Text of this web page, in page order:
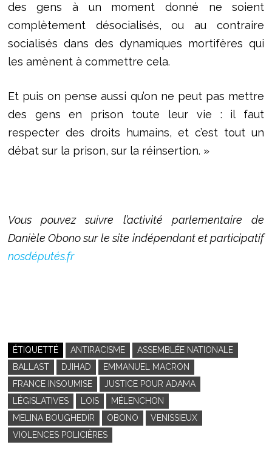
des gens à un moment donné ne soient
complètement désocialisés, ou au contraire
socialisés dans des dynamiques mortifères qui
les amènent à commettre cela.
Et puis on pense aussi qu’on ne peut pas mettre
des gens en prison toute leur vie : il faut
respecter des droits humains, et c’est tout un
débat sur la prison, sur la réinsertion. »
Vous pouvez suivre l’activité parlementaire de
Danièle Obono sur le site indépendant et participatif
nosdéputés.fr
ÉTIQUETTÉ ANTIRACISME
ASSEMBLÉE NATIONALE
BALLAST
DJIHAD
EMMANUEL MACRON
FRANCE INSOUMISE
JUSTICE POUR ADAMA
LÉGISLATIVES
LOIS
MÉLENCHON
MELINA BOUGHEDIR
OBONO
VENISSIEUX
VIOLENCES POLICIÈRES